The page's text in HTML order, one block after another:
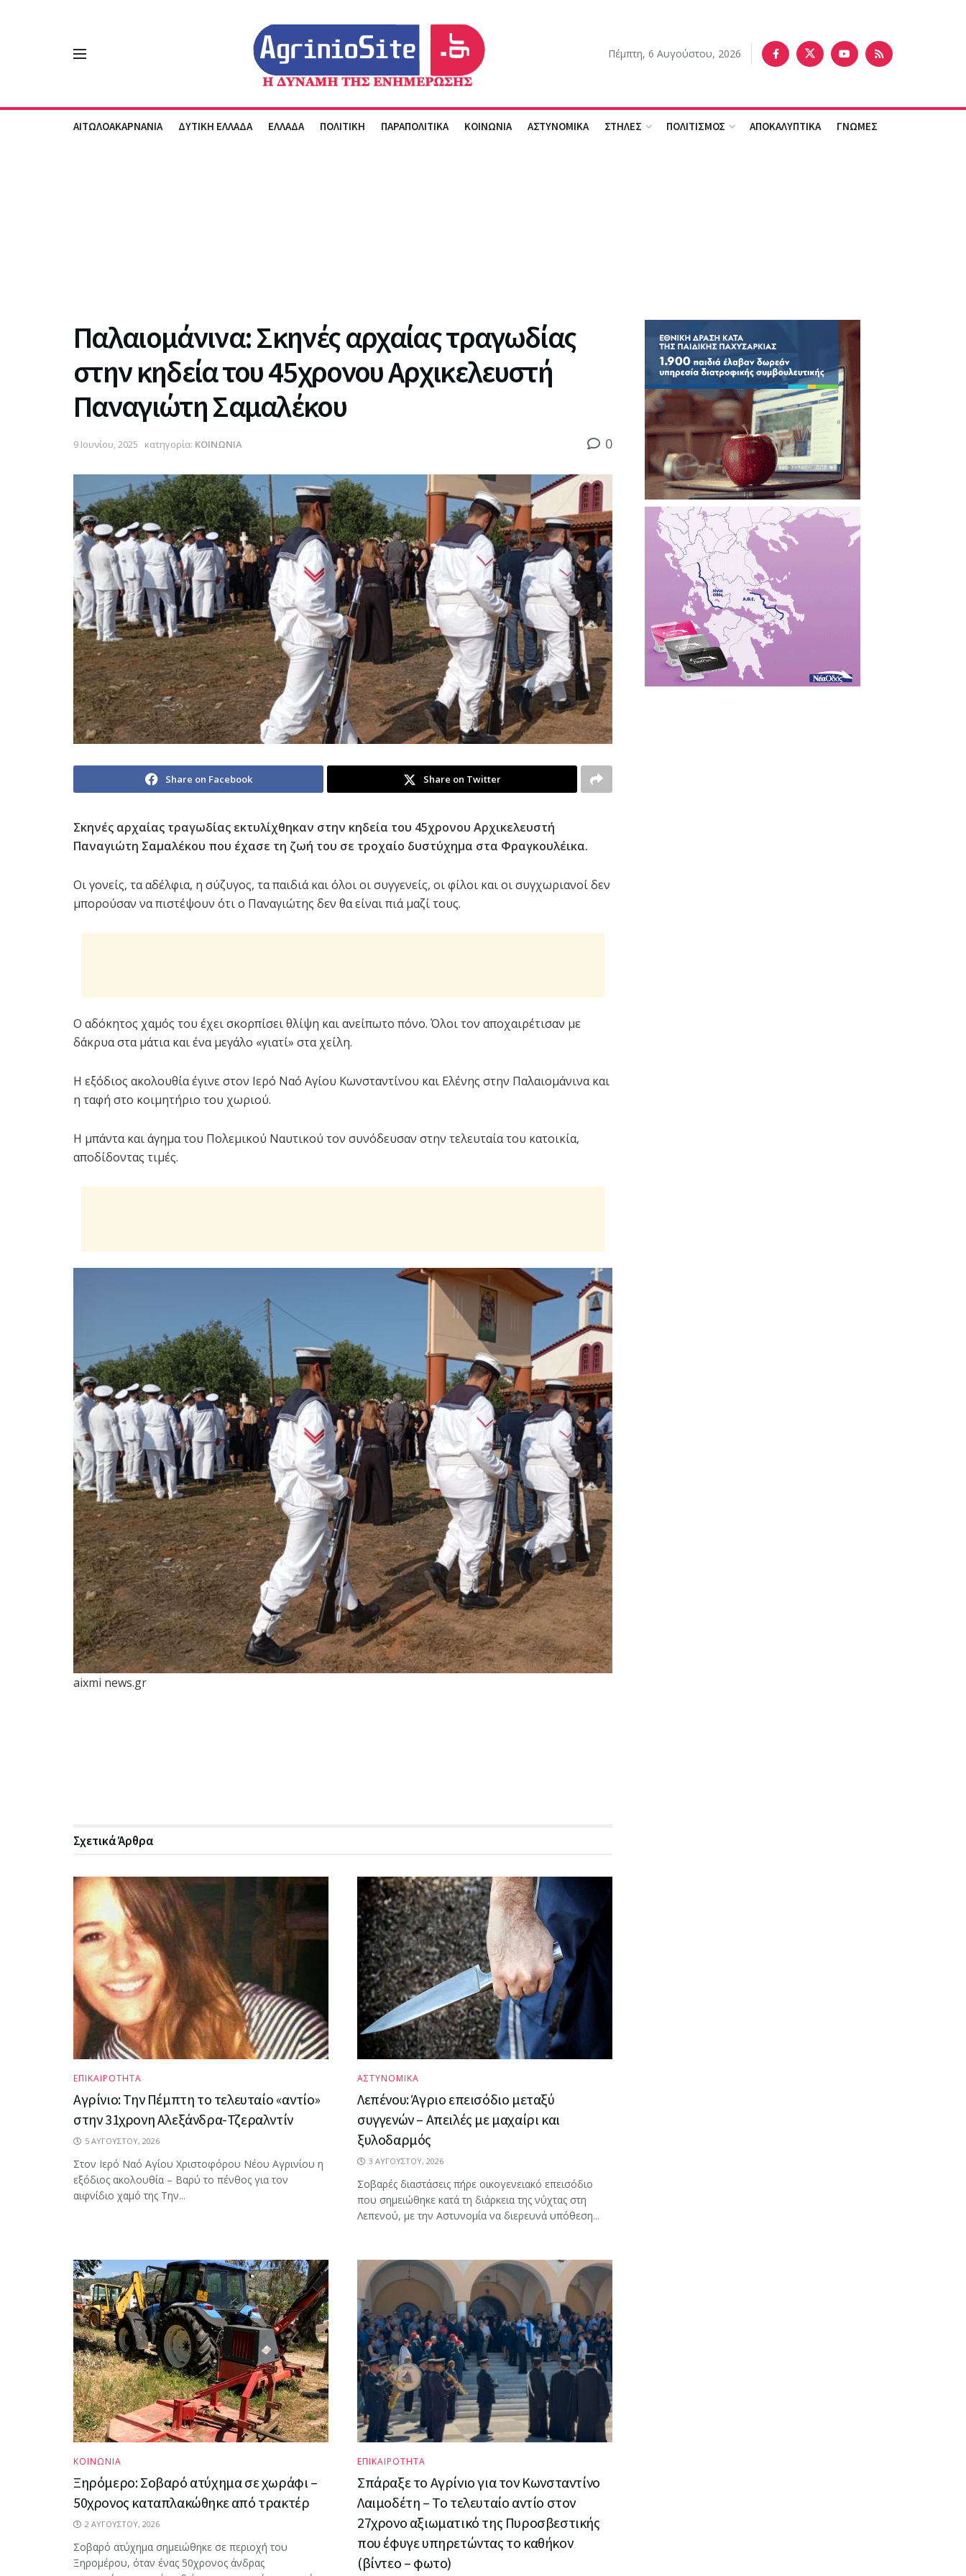
Πέμπτη, 6 Αυγούστου, 2026
ΑΙΤΩΛΟΑΚΑΡΝΑΝΙΑ ΔΥΤΙΚΗ ΕΛΛΑΔΑ ΕΛΛΑΔΑ ΠΟΛΙΤΙΚΗ ΠΑΡΑΠΟΛΙΤΙΚΑ ΚΟΙΝΩΝΙΑ ΑΣΤΥΝΟΜΙΚΑ ΣΤΗΛΕΣ ΠΟΛΙΤΙΣΜΟΣ ΑΠΟΚΑΛΥΠΤΙΚΑ ΓΝΩΜΕΣ
Παλαιομάνινα: Σκηνές αρχαίας τραγωδίας
στην κηδεία του 45χρονου Αρχικελευστή
Παναγιώτη Σαμαλέκου
9 Ιουνίου, 2025 κατηγορία: ΚΟΙΝΩΝΙΑ 0
Share on Facebook Share on Twitter
Σκηνές αρχαίας τραγωδίας εκτυλίχθηκαν στην κηδεία του 45χρονου Αρχικελευστή
Παναγιώτη Σαμαλέκου που έχασε τη ζωή του σε τροχαίο δυστύχημα στα Φραγκουλέικα.
Οι γονείς, τα αδέλφια, η σύζυγος, τα παιδιά και όλοι οι συγγενείς, οι φίλοι και οι συγχωριανοί δεν
μπορούσαν να πιστέψουν ότι ο Παναγιώτης δεν θα είναι πιά μαζί τους.
Ο αδόκητος χαμός του έχει σκορπίσει θλίψη και ανείπωτο πόνο. Όλοι τον αποχαιρέτισαν με
δάκρυα στα μάτια και ένα μεγάλο «γιατί» στα χείλη.
Η εξόδιος ακολουθία έγινε στον Ιερό Ναό Αγίου Κωνσταντίνου και Ελένης στην Παλαιομάνινα και
η ταφή στο κοιμητήριο του χωριού.
Η μπάντα και άγημα του Πολεμικού Ναυτικού τον συνόδευσαν στην τελευταία του κατοικία,
αποδίδοντας τιμές.
aixmi news.gr
ΣχετικάΆρθρα
ΕΠΙΚΑΙΡΟΤΗΤΑ
Αγρίνιο: Την Πέμπτη το τελευταίο «αντίο»
στην 31χρονη Αλεξάνδρα-Τζεραλντίν
5 ΑΥΓΟΎΣΤΟΥ, 2026
Στον Ιερό Ναό Αγίου Χριστοφόρου Νέου Αγρινίου η
εξόδιος ακολουθία – Βαρύ το πένθος για τον
αιφνίδιο χαμό της Την...
ΑΣΤΥΝΟΜΙΚΑ
Λεπένου: Άγριο επεισόδιο μεταξύ
συγγενών – Απειλές με μαχαίρι και
ξυλοδαρμός
3 ΑΥΓΟΎΣΤΟΥ, 2026
Σοβαρές διαστάσεις πήρε οικογενειακό επεισόδιο
που σημειώθηκε κατά τη διάρκεια της νύχτας στη
Λεπενού, με την Αστυνομία να διερευνά υπόθεση...
ΚΟΙΝΩΝΙΑ
Ξηρόμερο: Σοβαρό ατύχημα σε χωράφι –
50χρονος καταπλακώθηκε από τρακτέρ
2 ΑΥΓΟΎΣΤΟΥ, 2026
Σοβαρό ατύχημα σημειώθηκε σε περιοχή του
Ξηρομέρου, όταν ένας 50χρονος άνδρας
ΕΠΙΚΑΙΡΟΤΗΤΑ
Σπάραξε το Αγρίνιο για τον Κωνσταντίνο
Λαιμοδέτη – Το τελευταίο αντίο στον
27χρονο αξιωματικό της Πυροσβεστικής
που έφυγε υπηρετώντας το καθήκον
(βίντεο – φωτο)